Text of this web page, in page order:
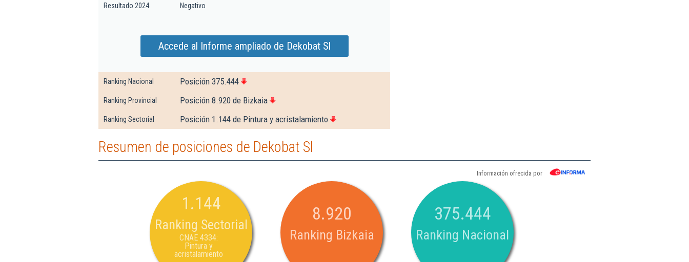
Resultado 2024 Negativo
Accede al Informe ampliado de Dekobat Sl
Ranking Nacional Posición 375.444
Ranking Provincial Posición 8.920 de Bizkaia
Ranking Sectorial Posición 1.144 de Pintura y acristalamiento
Resumen de posiciones de Dekobat Sl
Información ofrecida por
1.144
Ranking Sectorial
CNAE 4334:
Pintura y
acristalamiento
8.920
Ranking Bizkaia
375.444
Ranking Nacional